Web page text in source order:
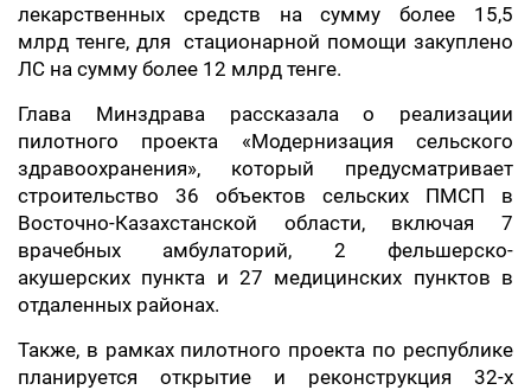
лекарственных средств на сумму более 15,5
млрд тенге, для стационарной помощи закуплено
ЛС на сумму более 12 млрд тенге.
Глава Минздрава рассказала о реализации
пилотного проекта «Модернизация сельского
здравоохранения», который предусматривает
строительство 36 объектов сельских ПМСП в
Восточно-Казахстанской области, включая 7
врачебных амбулаторий, 2 фельшерско-
акушерских пункта и 27 медицинских пунктов в
отдаленных районах.
Также, в рамках пилотного проекта по республике
планируется открытие и реконструкция 32-х